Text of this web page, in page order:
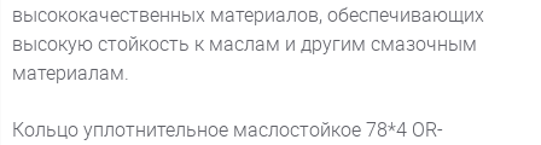
высококачественных материалов, обеспечивающих
высокую стойкость к маслам и другим смазочным
материалам.
Кольцо уплотнительное маслостойкое 78*4 OR-